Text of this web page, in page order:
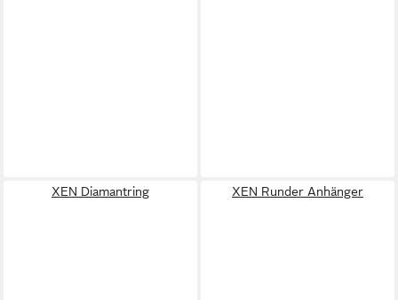
XEN Diamantring XEN Runder Anhänger